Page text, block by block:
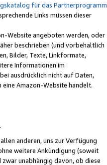
für das Partnerprogramm
Links müssen dieser
Website angeboten werden, oder
beschrieben (und vorbehaltlich
Bilder, Texte, Linkformate,
Informationen im
ausdrücklich nicht auf Daten,
Amazon-Website handelt.
anderen, uns zur Verfügung
weitere Ankündigung (soweit
unabhängig davon, ob diese